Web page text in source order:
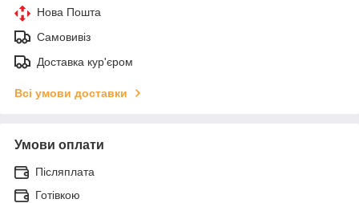
Нова Пошта
Самовивіз
Доставка кур'єром
Всі умови доставки
Умови оплати
Післяплата
Готівкою